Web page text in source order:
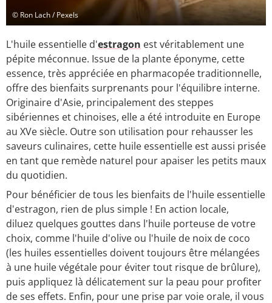
© Ron Lach / Pexels
L'huile essentielle d'estragon est véritablement une
pépite méconnue. Issue de la plante éponyme, cette
essence, très appréciée en pharmacopée traditionnelle,
offre des bienfaits surprenants pour l'équilibre interne.
Originaire d'Asie, principalement des steppes
sibériennes et chinoises, elle a été introduite en Europe
au XVe siècle. Outre son utilisation pour rehausser les
saveurs culinaires, cette huile essentielle est aussi prisée
en tant que remède naturel pour apaiser les petits maux
du quotidien.
Pour bénéficier de tous les bienfaits de l'huile essentielle
d'estragon, rien de plus simple ! En action locale,
diluez quelques gouttes dans l'huile porteuse de votre
choix, comme l'huile d'olive ou l'huile de noix de coco
(les huiles essentielles doivent toujours être mélangées
à une huile végétale pour éviter tout risque de brûlure),
puis appliquez là délicatement sur la peau pour profiter
de ses effets. Enfin, pour une prise par voie orale, il vous